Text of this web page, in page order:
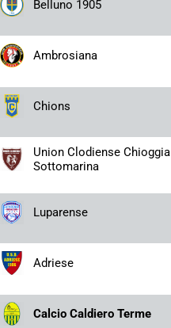
Belluno 1905
Ambrosiana
Chions
Union Clodiense Chioggia
Sottomarina
Luparense
Adriese
Calcio Caldiero Terme